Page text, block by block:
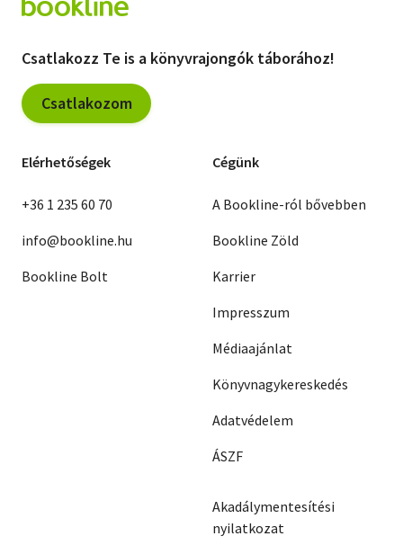
Csatlakozz Te is a könyvrajongók táborához!
Csatlakozom
Elérhetőségek
+36 1 235 60 70
info@bookline.hu
Bookline Bolt
Cégünk
A Bookline-ról bővebben
Bookline Zöld
Karrier
Impresszum
Médiaajánlat
Könyvnagykereskedés
Adatvédelem
ÁSZF
Akadálymentesítési
nyilatkozat